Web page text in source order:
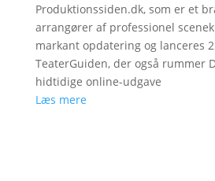
Produktionssiden.dk, som er et
arrangører af professionel
markant opdatering og lanceres
TeaterGuiden, der også rummer
hidtidige online-udgave
Læs mere